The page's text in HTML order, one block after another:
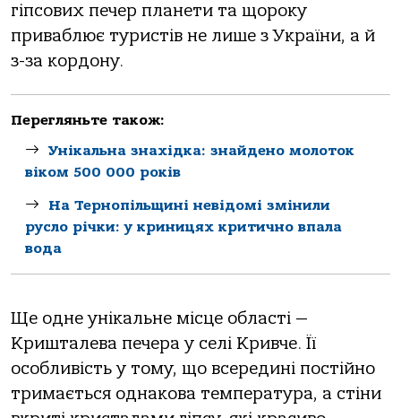
гіпсових печер планети та щороку
приваблює туристів не лише з України, а й
з-за кордону.
Перегляньте також:
Унікальна знахідка: знайдено молоток
віком 500 000 років
На Тернопільщині невідомі змінили
русло річки: у криницях критично впала
вода
Ще одне унікальне місце області —
Кришталева печера у селі Кривче. Її
особливість у тому, що всередині постійно
тримається однакова температура, а стіни